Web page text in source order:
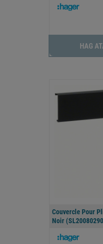
HAG
Couvercle Pour
Noir